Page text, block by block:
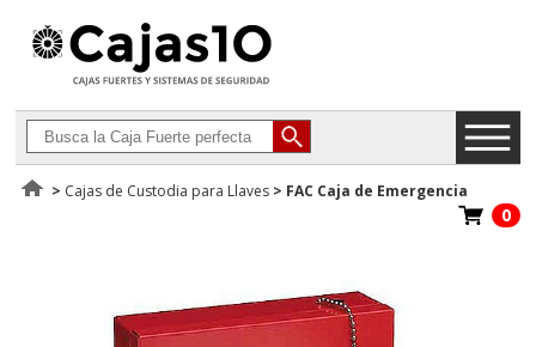
> Cajas de Custodia para Llaves > FAC Caja de Emergencia
0